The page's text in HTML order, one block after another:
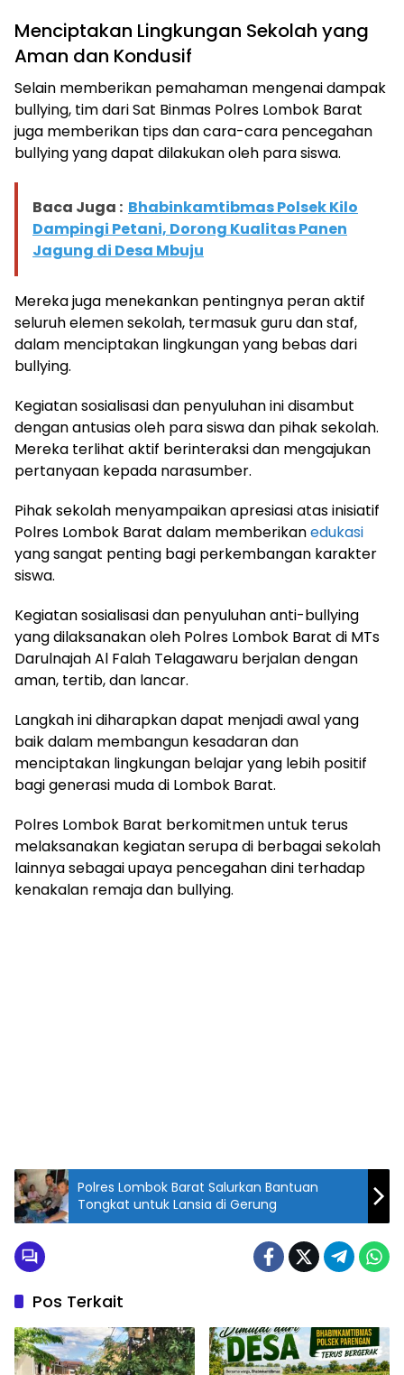
Menciptakan Lingkungan Sekolah yang
Aman dan Kondusif
Selain memberikan pemahaman mengenai dampak
bullying, tim dari Sat Binmas Polres Lombok Barat
juga memberikan tips dan cara-cara pencegahan
bullying yang dapat dilakukan oleh para siswa.
Baca Juga : Bhabinkamtibmas Polsek Kilo
Dampingi Petani, Dorong Kualitas Panen
Jagung di Desa Mbuju
Mereka juga menekankan pentingnya peran aktif
seluruh elemen sekolah, termasuk guru dan staf,
dalam menciptakan lingkungan yang bebas dari
bullying.
Kegiatan sosialisasi dan penyuluhan ini disambut
dengan antusias oleh para siswa dan pihak sekolah.
Mereka terlihat aktif berinteraksi dan mengajukan
pertanyaan kepada narasumber.
Pihak sekolah menyampaikan apresiasi atas inisiatif
Polres Lombok Barat dalam memberikanedukasi
yang sangat penting bagi perkembangan karakter
siswa.
Kegiatan sosialisasi dan penyuluhan anti-bullying
yang dilaksanakan oleh Polres Lombok Barat di MTs
Darulnajah Al Falah Telagawaru berjalan dengan
aman, tertib, dan lancar.
Langkah ini diharapkan dapat menjadi awal yang
baik dalam membangun kesadaran dan
menciptakan lingkungan belajar yang lebih positif
bagi generasi muda di Lombok Barat.
Polres Lombok Barat berkomitmen untuk terus
melaksanakan kegiatan serupa di berbagai sekolah
lainnya sebagai upaya pencegahan dini terhadap
kenakalan remaja dan bullying.
Polres Lombok Barat Salurkan Bantuan
Tongkat untuk Lansia di Gerung
Pos Terkait